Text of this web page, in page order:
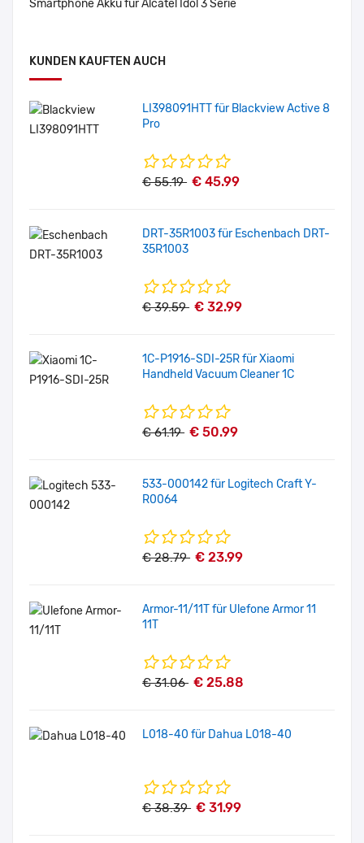
Smartphone Akku für Alcatel Idol 3 Serie
KUNDEN KAUFTEN AUCH
LI398091HTT für Blackview Active 8
Pro
€ 55.19 € 45.99
DRT-35R1003 für Eschenbach DRT-
35R1003
€ 39.59 € 32.99
1C-P1916-SDI-25R für Xiaomi
Handheld Vacuum Cleaner 1C
€ 61.19 € 50.99
533-000142 für Logitech Craft Y-
R0064
€ 28.79 € 23.99
Armor-11/11T für Ulefone Armor 11
11T
€ 31.06 € 25.88
L018-40 für Dahua L018-40
€ 38.39 € 31.99